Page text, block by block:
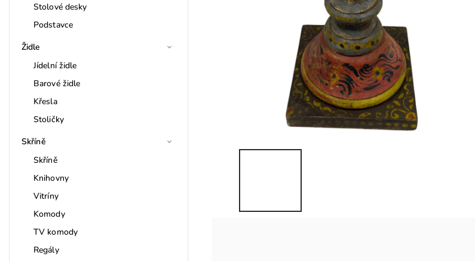
Stolové desky
Podstavce
Židle
Jídelní židle
Barové židle
Křesla
Stoličky
Skříně
Skříně
Knihovny
Vitríny
Komody
TV komody
Regály